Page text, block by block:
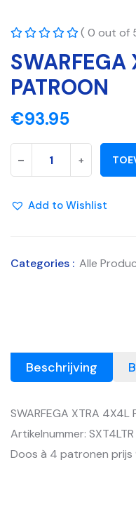
( 0 out of
SWARFEGA
PATROON
€93.95
- +
Add to Wishlist
Categories : Alle
Beschrijving
SWARFEGA XTRA 4X4L
Artikelnummer: SXT4LTR
Doos à 4 patronen